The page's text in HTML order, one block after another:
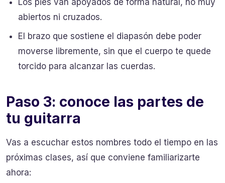
Los pies van apoyados de forma natural, no muy
abiertos ni cruzados.
El brazo que sostiene el diapasón debe poder
moverse libremente, sin que el cuerpo te quede
torcido para alcanzar las cuerdas.
Paso 3: conoce las partes de
tu guitarra
Vas a escuchar estos nombres todo el tiempo en las
próximas clases, así que conviene familiarizarte
ahora: